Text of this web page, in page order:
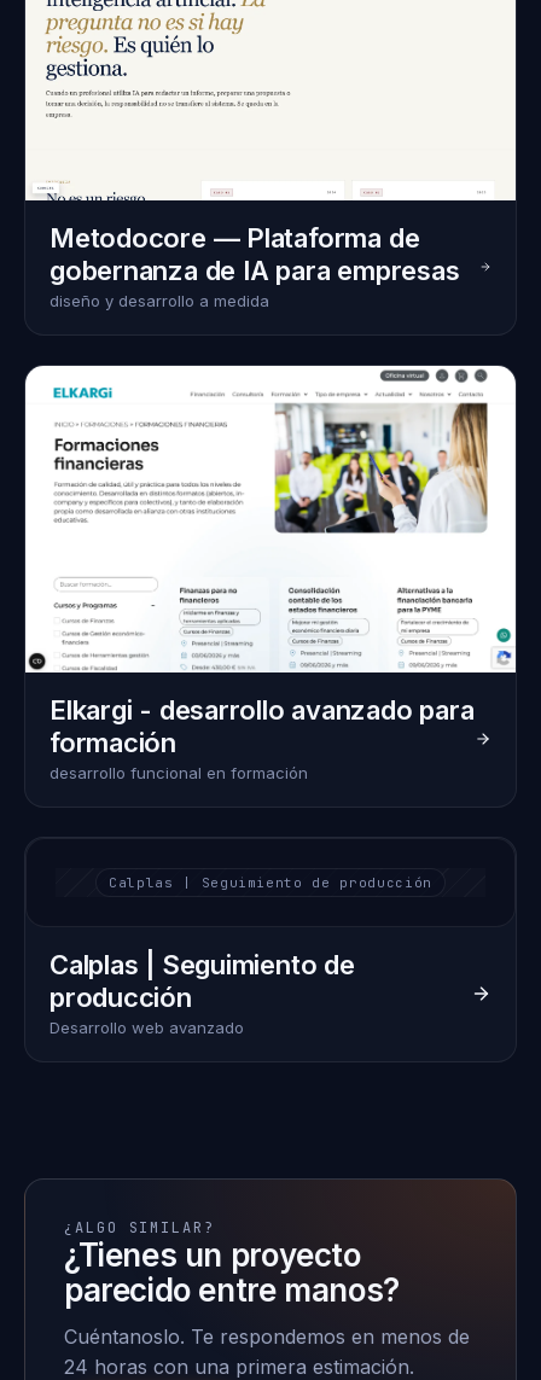
Metodocore — Plataforma de
gobernanza de IA para empresas
diseño y desarrollo a medida
Elkargi - desarrollo avanzado para
formación
desarrollo funcional en formación
Calplas | Seguimiento de producción
Calplas | Seguimiento de
producción
Desarrollo web avanzado
¿ALGO SIMILAR?
¿Tienes un proyecto
parecido entre manos?
Cuéntanoslo. Te respondemos en menos de
24 horas con una primera estimación.